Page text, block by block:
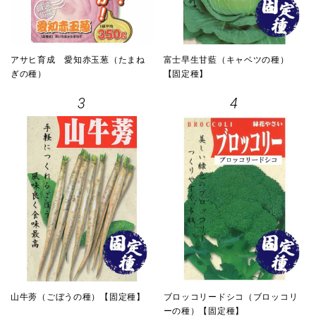
アサヒ育成 愛知赤玉葱（たまね
ぎの種）
富士早生甘藍（キャベツの種）
【固定種】
3
山牛蒡（ごぼうの種）【固定種】
4
ブロッコリードシコ（ブロッコリ
ーの種）【固定種】